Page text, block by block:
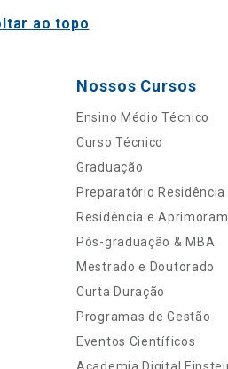
ao topo
Nossos Cursos
Ensino Médio Técnico
Curso Técnico
Graduação
Preparatório Residência
Residência e
Pós-graduação & MBA
Mestrado e Doutorado
Curta Duração
Programas de Gestão
Eventos Científicos